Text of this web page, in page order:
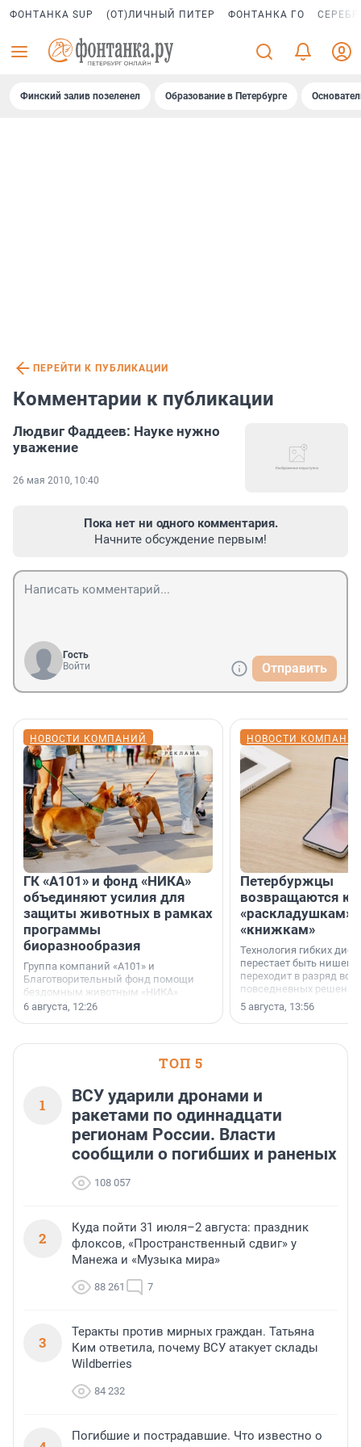
ФОНТАНКА SUP (ОТ)ЛИЧНЫЙ ПИТЕР ФОНТАНКА ГО
Финский залив позеленел Образование в Петербурге
ПЕРЕЙТИ К ПУБЛИКАЦИИ
Комментарии к публикации
Людвиг Фаддеев: Науке нужно
уважение
26 мая 2010, 10:40
Пока нет ни одного комментария.
Начните обсуждение первым!
Гость
Войти
Отправить
НОВОСТИ КОМПАНИЙ
ГК «А101» и фонд «НИКА»
объединяют усилия для
защиты животных в рамках
программы
биоразнообразия
Группа компаний «А101» и
Благотворительный фонд помощи
бездомным животным «НИКА»
заключили соглашение о
6 августа, 12:26
НОВОСТИ
Петербуржцы
возвращаются к
«раскладушкам»
«книжкам»
Технология гибких
перестает быть
переходит в разряд
повседневных
5 августа, 13:56
ТОП 5
1
ВСУ ударили дронами и
ракетами по одиннадцати
регионам России. Власти
сообщили о погибших и раненых
108 057
2
Куда пойти 31 июля–2 августа: праздник
флоксов, «Пространственный сдвиг» у
Манежа и «Музыка мира»
88 261 7
3
Теракты против мирных граждан. Татьяна
Ким ответила, почему ВСУ атакует склады
Wildberries
84 232
Погибшие и пострадавшие. Что известно о